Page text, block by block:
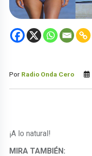
Por Radio Onda Cero
¡A lo natural!
MIRA TAMBIÉN: